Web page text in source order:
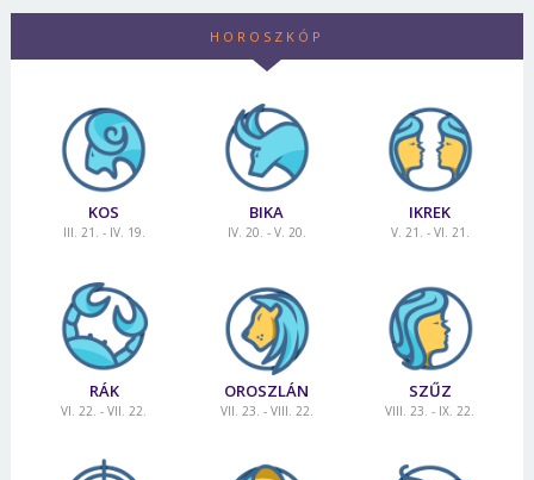
HOROSZKÓP
KOS
III. 21. - IV. 19.
BIKA
IV. 20. - V. 20.
IKREK
V. 21. - VI. 21.
RÁK
VI. 22. - VII. 22.
OROSZLÁN
VII. 23. - VIII. 22.
SZŰZ
VIII. 23. - IX. 22.
Jelszó
Bejelentkezés